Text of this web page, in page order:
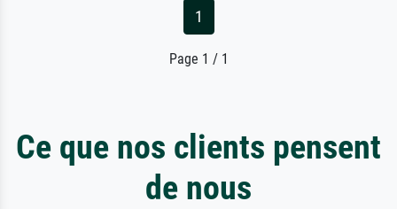
1
Page 1 / 1
Ce que nos clients pensent
de nous